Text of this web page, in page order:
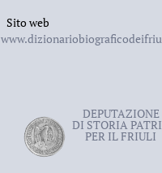
Sito web
DEPUTAZIONE
DI STORIA
PER IL FRIULI